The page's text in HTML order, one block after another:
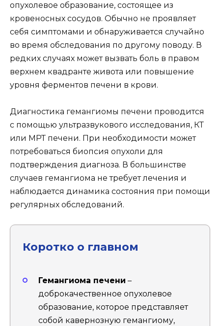
опухолевое образование, состоящее из
кровеносных сосудов. Обычно не проявляет
себя симптомами и обнаруживается случайно
во время обследования по другому поводу. В
редких случаях может вызвать боль в правом
верхнем квадранте живота или повышение
уровня ферментов печени в крови.
Диагностика гемангиомы печени проводится
с помощью ультразвукового исследования, КТ
или МРТ печени. При необходимости может
потребоваться биопсия опухоли для
подтверждения диагноза. В большинстве
случаев гемангиома не требует лечения и
наблюдается динамика состояния при помощи
регулярных обследований.
Коротко о главном
Гемангиома печени –
доброкачественное опухолевое
образование, которое представляет
собой кавернозную гемангиому,